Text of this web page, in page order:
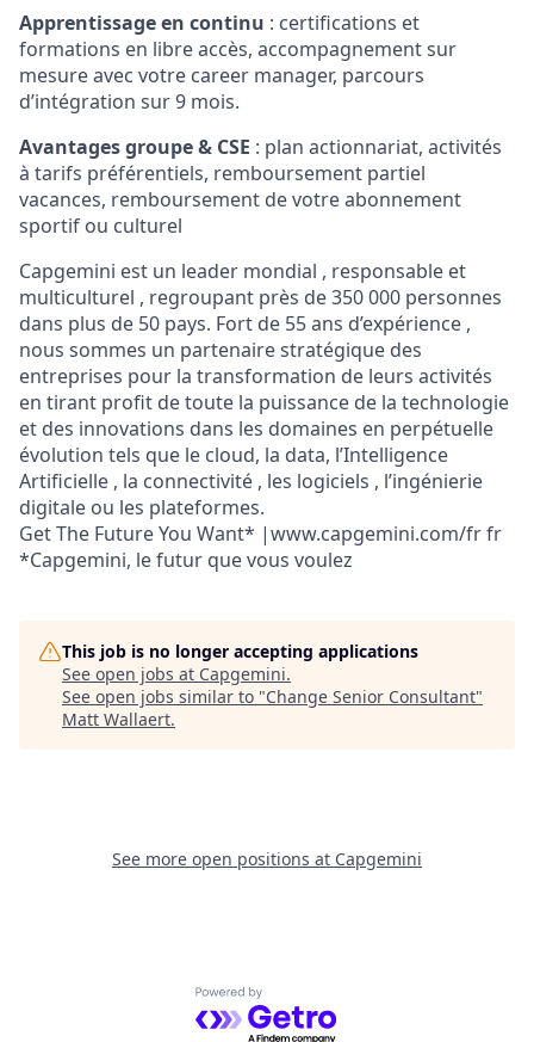
Apprentissage en continu : certifications et
formations en libre accès, accompagnement sur
mesure avec votre career manager, parcours
d’intégration sur 9 mois.
Avantages groupe & CSE : plan actionnariat, activités
à tarifs préférentiels, remboursement partiel
vacances, remboursement de votre abonnement
sportif ou culturel
Capgemini est un leader mondial , responsable et
multiculturel , regroupant près de 350 000 personnes
dans plus de 50 pays. Fort de 55 ans d’expérience ,
nous sommes un partenaire stratégique des
entreprises pour la transformation de leurs activités
en tirant profit de toute la puissance de la technologie
et des innovations dans les domaines en perpétuelle
évolution tels que le cloud, la data, l’Intelligence
Artificielle , la connectivité , les logiciels , l’ingénierie
digitale ou les plateformes.
Get The Future You Want* |www.capgemini.com/fr fr
*Capgemini, le futur que vous voulez
This job is no longer accepting applications
See open jobs at Capgemini.
See open jobs similar to "Change Senior Consultant"
Matt Wallaert.
See more open positions at Capgemini
Powered by Getro.com